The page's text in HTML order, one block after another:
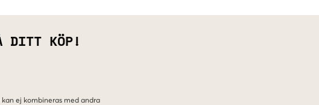
DITT KÖP!
ej kombineras med andra